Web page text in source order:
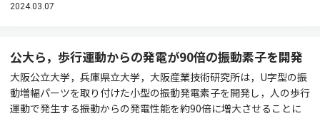
2024.03.07
公大ら，歩行運動からの発電が90倍の振動素子を開発
大阪公立大学，兵庫県立大学，大阪産業技術研究所は，U字型の振
動増幅パーツを取り付けた小型の振動発電素子を開発し，人の歩行
運動で発生する振動からの発電性能を約90倍に増大させることに